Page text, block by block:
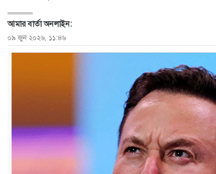
ও
জীবন
মতামত
আইন-
আদালত
আমার বার্তা অনলাইন:
০৯ জুন ২০২৬, ১১:৪৬